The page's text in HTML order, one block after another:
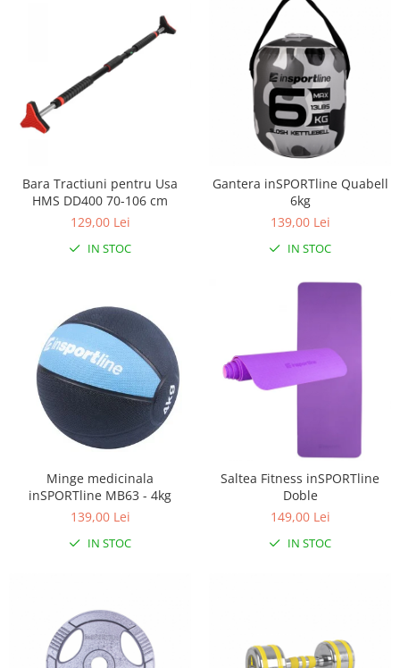
Bara Tractiuni pentru Usa
HMS DD400 70-106 cm
129,00 Lei
IN STOC
Gantera inSPORTline Quabell
6kg
139,00 Lei
IN STOC
Minge medicinala
inSPORTline MB63 - 4kg
139,00 Lei
IN STOC
Saltea Fitness inSPORTline
Doble
149,00 Lei
IN STOC